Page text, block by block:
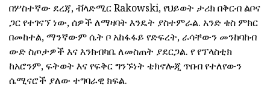
በሦስተኛው ደረጃ, ቭላድሚር Rakowski, የህይወት ታሪክ በቅርብ ልቦና
ጋር የተገናኘ ነው, ሰዎች ለማዛባት እንዴት ያስተምራል. አንድ ቄስ ምክር
በመከተል, ማንኛውም ሴት ቦ አከፋፋይ የድፍረት, ራሳቸውን መንከባከብ
ውድ ስጦታዎች እና እንክብካቤ ለመስጠት ያደርጋል. የ የፕላስቲክ
ከአሮንም, ፍትወት እና የፍቅር ግንኙነት ቴክኖሎጂ ጥበብ የተለየውን
ሴሚናሮች ያለው ተግባራዊ ክፍል.